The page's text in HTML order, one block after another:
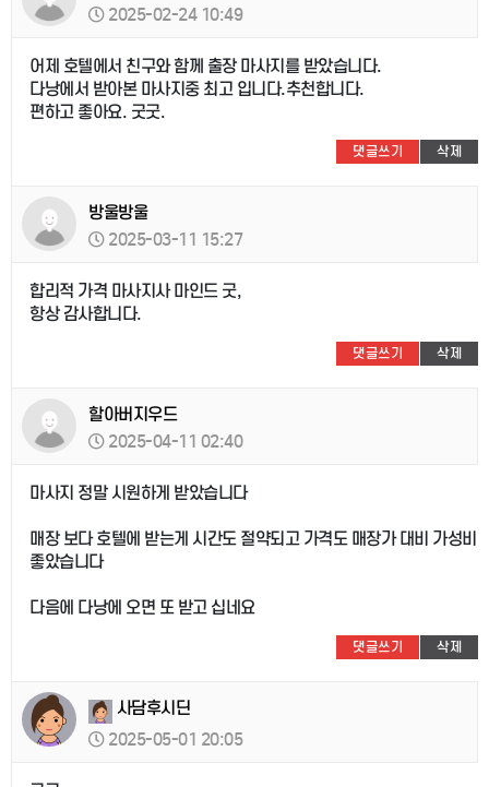
2025-02-24 10:49
어제 호텔에서 친구와 함께 출장 마사지를 받았습니다.
다낭에서 받아본 마사지중 최고 입니다.추천합니다.
편하고 좋아요. 굿굿.
댓글쓰기 삭제
방울방울
2025-03-11 15:27
합리적 가격 마사지사 마인드 굿,
항상 감사합니다.
댓글쓰기 삭제
할아버지우드
2025-04-11 02:40
마사지 정말 시원하게 받았습니다
매장 보다 호텔에 받는게 시간도 절약되고 가격도 매장가 대비 가성비
좋았습니다
다음에 다낭에 오면 또 받고 십네요
댓글쓰기 삭제
사담후시딘
2025-05-01 20:05